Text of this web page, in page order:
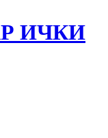
ИЧКИ